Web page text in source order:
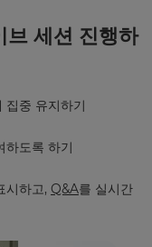
브 세션 진행하
집중 유지하기
하도록 하기
시하고, Q&A를 실시간